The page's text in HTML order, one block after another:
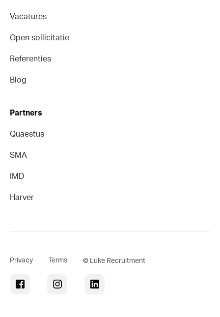
Vacatures
Open sollicitatie
Referenties
Blog
Partners
Quaestus
SMA
IMD
Harver
Privacy Terms © Luke Recruitment